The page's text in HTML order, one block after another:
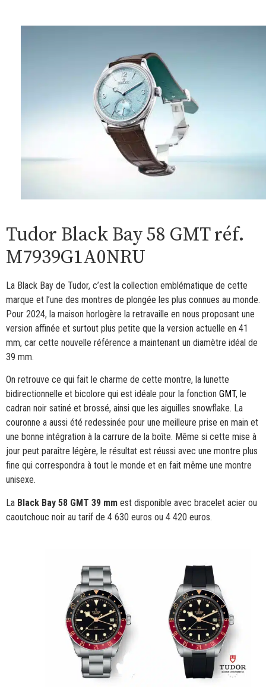
Tudor Black Bay 58 GMT réf.
M7939G1A0NRU
La Black Bay de Tudor, c’est la collection emblématique de cette
marque et l’une des montres de plongée les plus connues au monde.
Pour 2024, la maison horlogère la retravaille en nous proposant une
version affinée et surtout plus petite que la version actuelle en 41
mm, car cette nouvelle référence a maintenant un diamètre idéal de
39 mm.
On retrouve ce qui fait le charme de cette montre, la lunette
bidirectionnelle et bicolore qui est idéale pour la fonction GMT, le
cadran noir satiné et brossé, ainsi que les aiguilles snowflake. La
couronne a aussi été redessinée pour une meilleure prise en main et
une bonne intégration à la carrure de la boîte. Même si cette mise à
jour peut paraître légère, le résultat est réussi avec une montre plus
fine qui correspondra à tout le monde et en fait même une montre
unisexe.
La Black Bay 58 GMT 39 mm est disponible avec bracelet acier ou
caoutchouc noir au tarif de 4 630 euros ou 4 420 euros.